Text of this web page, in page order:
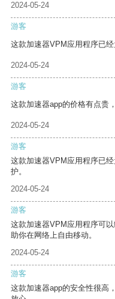
2024-05-24
游客
这款加速器VPM应用程序已
2024-05-24
游客
这款加速器app的价格有点贵
2024-05-24
游客
这款加速器VPM应用程序已
护。
2024-05-24
游客
这款加速器VPM应用程序可
助你在网络上自由移动。
2024-05-24
游客
这款加速器app的安全性很高